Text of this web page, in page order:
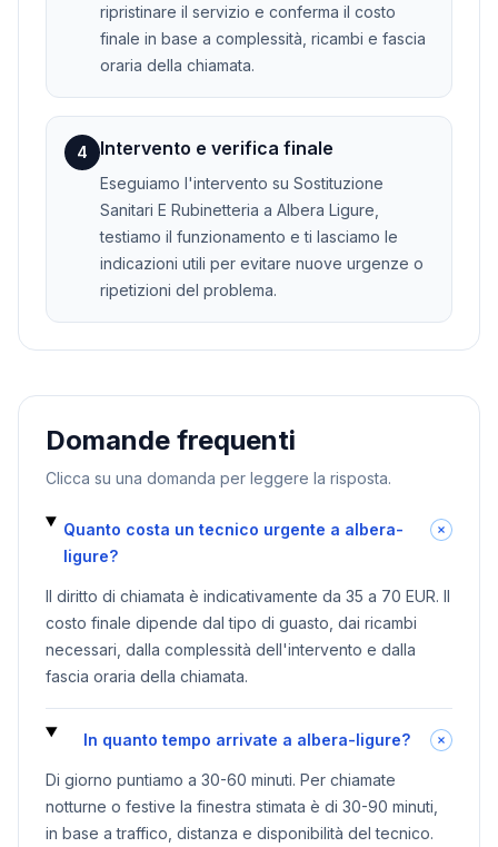
ripristinare il servizio e conferma il costo
finale in base a complessità, ricambi e fascia
oraria della chiamata.
4 Intervento e verifica finale
Eseguiamo l'intervento su Sostituzione
Sanitari E Rubinetteria a Albera Ligure,
testiamo il funzionamento e ti lasciamo le
indicazioni utili per evitare nuove urgenze o
ripetizioni del problema.
Domande frequenti
Clicca su una domanda per leggere la risposta.
Quanto costa un tecnico urgente a albera-
ligure?
Il diritto di chiamata è indicativamente da 35 a 70 EUR. Il
costo finale dipende dal tipo di guasto, dai ricambi
necessari, dalla complessità dell'intervento e dalla
fascia oraria della chiamata.
In quanto tempo arrivate a albera-ligure?
Di giorno puntiamo a 30-60 minuti. Per chiamate
notturne o festive la finestra stimata è di 30-90 minuti,
in base a traffico, distanza e disponibilità del tecnico.